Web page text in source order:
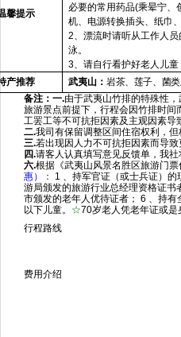
馨提示
必要的常用药品(乘晕宁、
机、电源转换插头、纸巾、
2、漂流时请听从工作人
泳。
3、请自行看护好老人儿童
产推荐
武夷山： 岩茶、莲子、菌
备注：一.由于武夷山竹排的特殊性
旅游景点前提下，行程会因竹排时
工罢工等不可抗拒因素及主观因素
二.我司有保留调整区间住宿权利，但
三.若出现因人力不可抗拒因素而导
四.请客人认真填写意见反馈单，我
六.根据《武夷山风景名胜区旅游门票
惠）：
1 、持军官证（或士兵证）的
游局颁发的旅游行业总经理资格证书
市颁发的老年人优待证者； 6 、持有
以下儿童。 ☆70岁老人凭老年证或
行程路线
费用介绍